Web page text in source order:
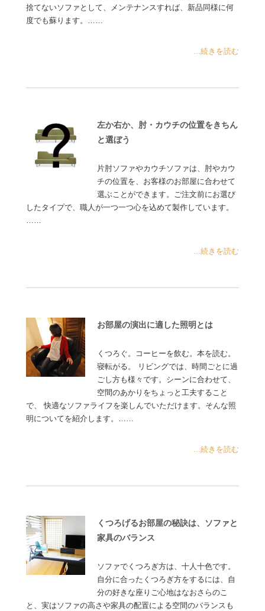
捨てないソファとして、メンテナンスすれば、新品同様に何
度でも蘇ります。……
...続きを読む
左か右か、肘・カウチの位置をきちん
と選ぼう
片肘ソファやカウチソファは、肘やカウ
チの位置を、お客様のお部屋に合わせて
選ぶことができます。ご注文前にお選び
したタイプで、職人が一つ一つ心を込めて製作しています。
……
...続きを読む
お部屋の演出に適した照明とは
くつろぐ。コーヒーを飲む。本を読む。
寝転がる。 リビングでは、時間ごとに過
ごし方も様々です。シーンに合わせて、
空間のあかりをちょっと工夫すること
で、 快適なソファライフを楽しんでいただけます。そんな照
明についてを紹介します。……
...続きを読む
くつろげるお部屋の秘訣は、ソファと
家具のバランス
ソファでくつろぎ方は、十人十色です。
自分に合ったくつろぎ方をするには、自
分の好きな座りご心地はなおさらのこ
と、実はソファの高さや家具の配置による空間のバランスも